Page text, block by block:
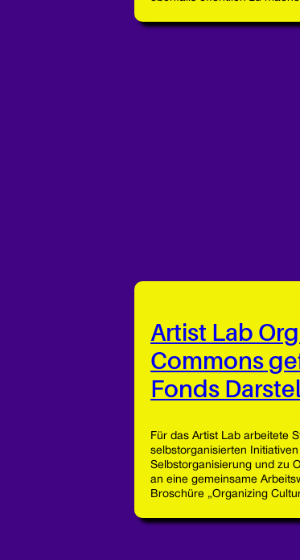
Artist Lab
Commons
Fonds
Für das Artist Lab arbeitete
selbstorganisierten
Selbstorganisierung und zu
an eine gemeinsame
Broschüre „Organizing